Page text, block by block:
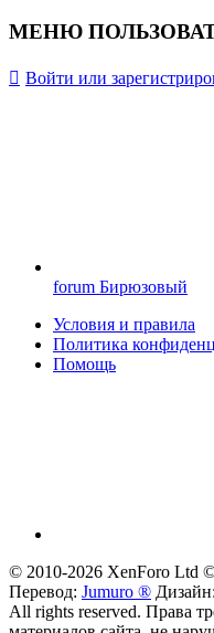
МЕНЮ
Войти или
forum Бирюзовый
Условия и правила
Политика
Помощь
© 2010-2026 XenForo Ltd
Перевод: Jumuro ® Дизайн:
All rights reserved. Права